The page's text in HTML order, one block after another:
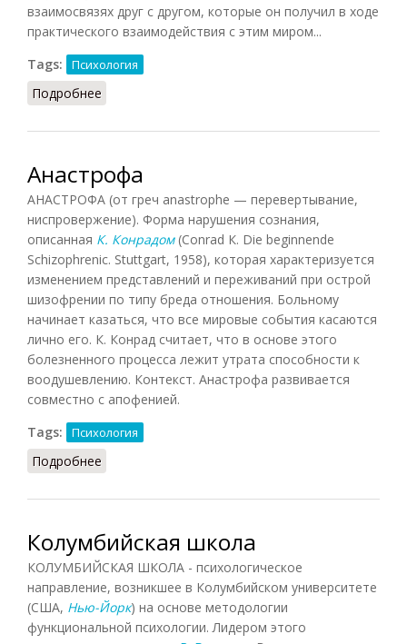
взаимосвязях друг с другом, которые он получил в ходе
практического взаимодействия с этим миром...
Tags:
Психология
Подробнее
Анастрофа
АНАСТРОФА (от греч anastrophe — перевертывание,
ниспровержение). Форма нарушения сознания,
описанная К. Конрадом(Conrad К. Die beginnende
Schizophrenic. Stuttgart, 1958), которая характеризуется
изменением представлений и переживаний при острой
шизофрении по типу бреда отношения. Больному
начинает казаться, что все мировые события касаются
лично его. К. Конрад считает, что в основе этого
болезненного процесса лежит утрата способности к
воодушевлению. Контекст. Анастрофа развивается
совместно с апофенией.
Tags:
Психология
Подробнее
Колумбийская школа
КОЛУМБИЙСКАЯ ШКОЛА - психологическое
направление, возникшее в Колумбийском университете
(США, Нью-Йорк) на основе методологии
функциональной психологии. Лидером этого